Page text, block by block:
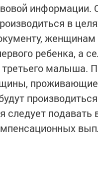
информации.
в
ребенка, а
малыша.
проживающие
следует подавать